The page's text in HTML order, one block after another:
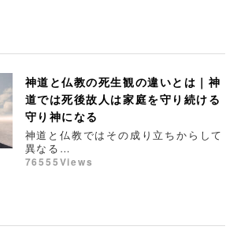
神道と仏教の死生観の違いとは｜神
道では死後故人は家庭を守り続ける
守り神になる
神道と仏教ではその成り立ちからして
異なる…
76555Views